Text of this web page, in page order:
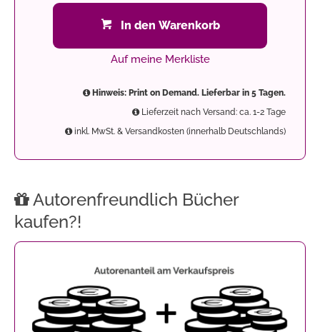
In den Warenkorb
Auf meine Merkliste
Hinweis: Print on Demand. Lieferbar in 5 Tagen.
Lieferzeit nach Versand: ca. 1-2 Tage
inkl. MwSt. & Versandkosten (innerhalb Deutschlands)
Autorenfreundlich Bücher
kaufen?!